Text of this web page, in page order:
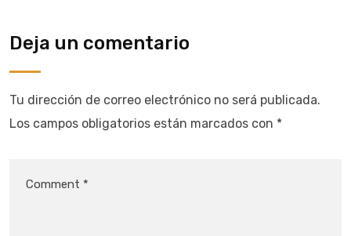
Deja un comentario
Tu dirección de correo electrónico no será publicada.
Los campos obligatorios están marcados con *